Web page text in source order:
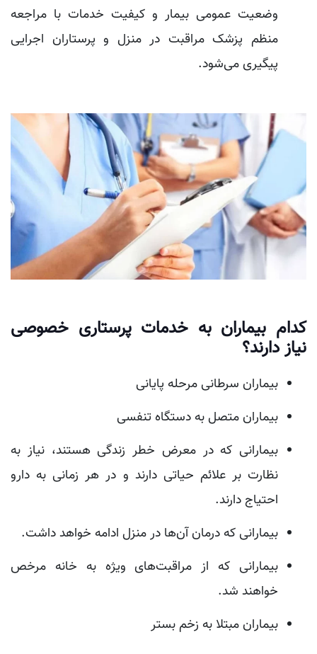
وضعیت عمومی بیمار و کیفیت خدمات با مراجعه
منظم پزشک مراقبت در منزل و پرستاران اجرایی
پیگیری می‌شود.
کدام بیماران به خدمات پرستاری خصوصی
نیاز دارند؟
بیماران سرطانی مرحله پایانی
بیماران متصل به دستگاه تنفسی
بیمارانی که در معرض خطر زندگی هستند، نیاز به
نظارت بر علائم حیاتی دارند و در هر زمانی به دارو
احتیاج دارند.
بیمارانی که درمان آن‌ها در منزل ادامه خواهد داشت.
بیمارانی که از مراقبت‌های ویژه به خانه مرخص
خواهند شد.
بیماران مبتلا به زخم بستر